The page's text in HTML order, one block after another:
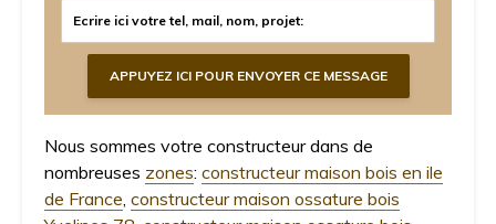
Nous sommes votre constructeur dans de
nombreuses zones: constructeur maison bois en ile
de France constructeur maison ossature bois